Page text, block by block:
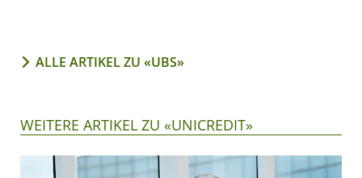
ALLE ARTIKEL ZU «UBS»
WEITERE ARTIKEL ZU «UNICREDIT»